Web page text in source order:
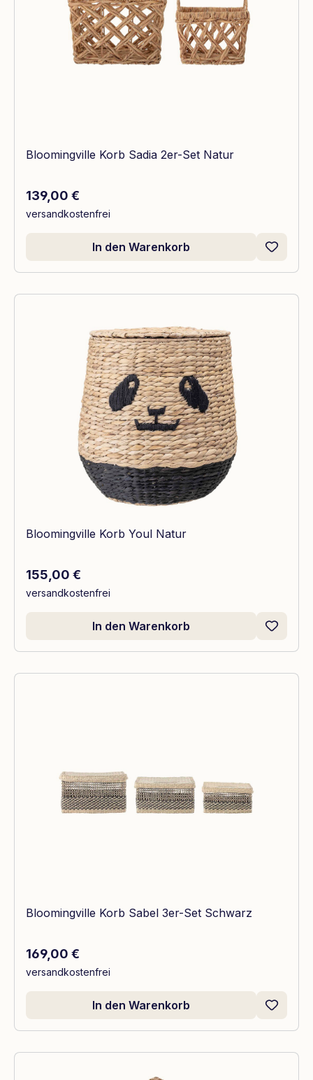
Bloomingville Korb Sadia 2er-Set Natur
Regulärer Preis:
139,00 €
versandkostenfrei
In den Warenkorb
Bloomingville Korb Youl Natur
Regulärer Preis:
155,00 €
versandkostenfrei
In den Warenkorb
Bloomingville Korb Sabel 3er-Set Schwarz
Regulärer Preis:
169,00 €
versandkostenfrei
In den Warenkorb